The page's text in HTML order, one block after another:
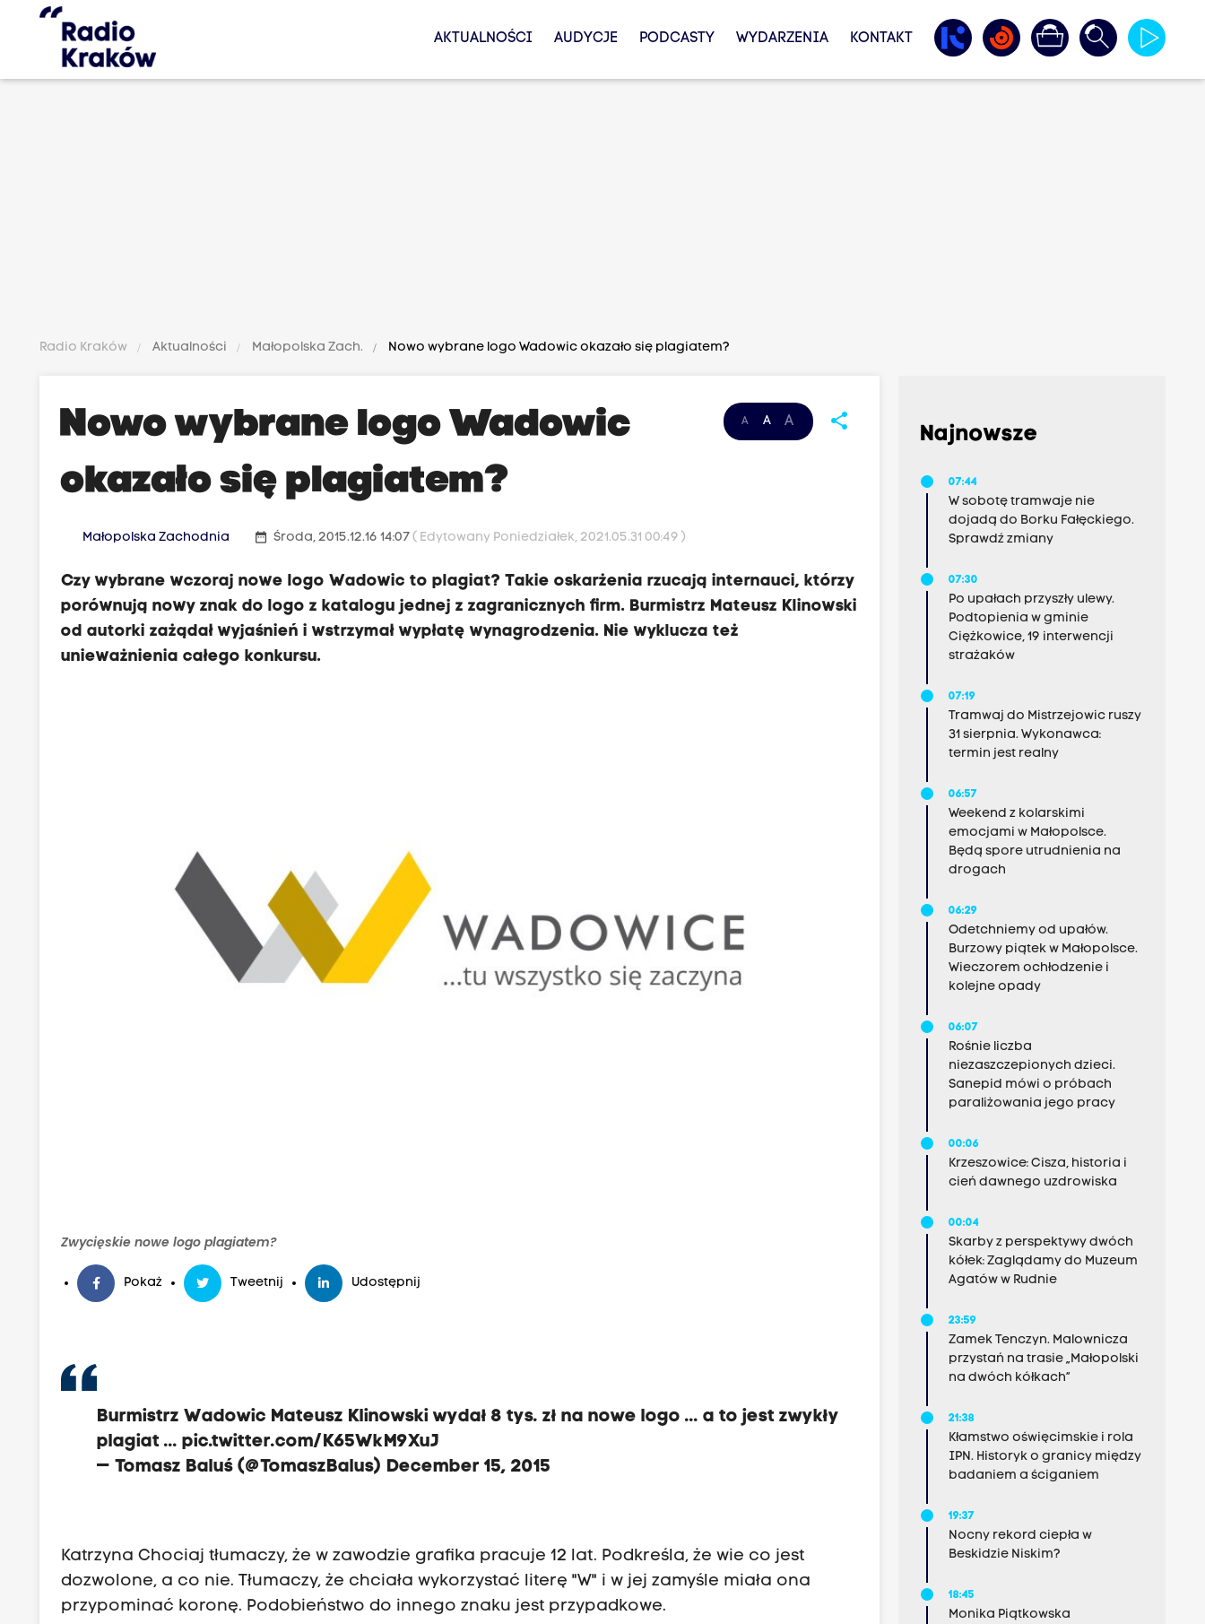
AKTUALNOŚCI AUDYCJE PODCASTY WYDARZENIA KONTAKT
Radio Kraków Aktualności Małopolska Zach. Nowo wybrane logo Wadowic okazało się plagiatem?
A A A share
Nowo wybrane logo Wadowic
okazało się plagiatem?
Małopolska Zachodnia date_range Środa, 2015.12.16 14:07( Edytowany Poniedziałek, 2021.05.31 00:49 )
Czy wybrane wczoraj nowe logo Wadowic to plagiat? Takie oskarżenia rzucają internauci, którzy
porównują nowy znak do logo z katalogu jednej z zagranicznych firm. Burmistrz Mateusz Klinowski
od autorki zażądał wyjaśnień i wstrzymał wypłatę wynagrodzenia. Nie wyklucza też
unieważnienia całego konkursu.
Zwycięskie nowe logo plagiatem?
Pokaż Tweetnij Udostępnij
Burmistrz Wadowic Mateusz Klinowski wydał 8 tys. zł na nowe logo ... a to jest zwykły
plagiat ...pic.twitter.com/K65WkM9XuJ
— Tomasz Baluś (@TomaszBalus) December 15, 2015
Katrzyna Chociaj tłumaczy, że w zawodzie grafika pracuje 12 lat. Podkreśla, że wie co jest
dozwolone, a co nie. Tłumaczy, że chciała wykorzystać literę "W" i w jej zamyśle miała ona
przypominać koronę. Podobieństwo do innego znaku jest przypadkowe.
Najnowsze
07:44
W sobotę tramwaje nie
dojadą do Borku Fałęckiego.
Sprawdź zmiany
07:30
Po upałach przyszły ulewy.
Podtopienia w gminie
Ciężkowice, 19 interwencji
strażaków
07:19
Tramwaj do Mistrzejowic ruszy
31 sierpnia. Wykonawca:
termin jest realny
06:57
Weekend z kolarskimi
emocjami w Małopolsce.
Będą spore utrudnienia na
drogach
06:29
Odetchniemy od upałów.
Burzowy piątek w Małopolsce.
Wieczorem ochłodzenie i
kolejne opady
06:07
Rośnie liczba
niezaszczepionych dzieci.
Sanepid mówi o próbach
paraliżowania jego pracy
00:06
Krzeszowice: Cisza, historia i
cień dawnego uzdrowiska
00:04
Skarby z perspektywy dwóch
kółek: Zaglądamy do Muzeum
Agatów w Rudnie
23:59
Zamek Tenczyn. Malownicza
przystań na trasie „Małopolski
na dwóch kółkach”
21:38
Kłamstwo oświęcimskie i rola
IPN. Historyk o granicy między
badaniem a ściganiem
19:37
Nocny rekord ciepła w
Beskidzie Niskim?
18:45
Monika Piątkowska